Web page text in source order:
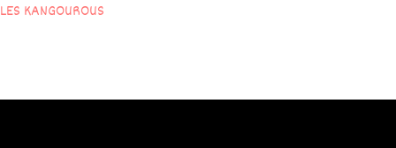
LES KANGOUROUS